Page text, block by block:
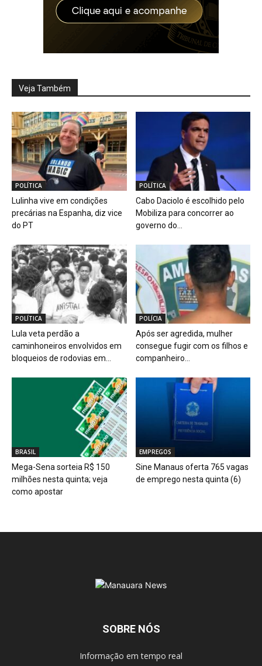
Veja Também
POLÍTICA
Lulinha vive em condições
precárias na Espanha, diz vice
do PT
POLÍTICA
Cabo Daciolo é escolhido pelo
Mobiliza para concorrer ao
governo do...
POLÍTICA
Lula veta perdão a
caminhoneiros envolvidos em
bloqueios de rodovias em...
POLÍCIA
Após ser agredida, mulher
consegue fugir com os filhos e
companheiro...
BRASIL
Mega-Sena sorteia R$ 150
milhões nesta quinta; veja
como apostar
EMPREGOS
Sine Manaus oferta 765 vagas
de emprego nesta quinta (6)
SOBRE NÓS
Informação em tempo real